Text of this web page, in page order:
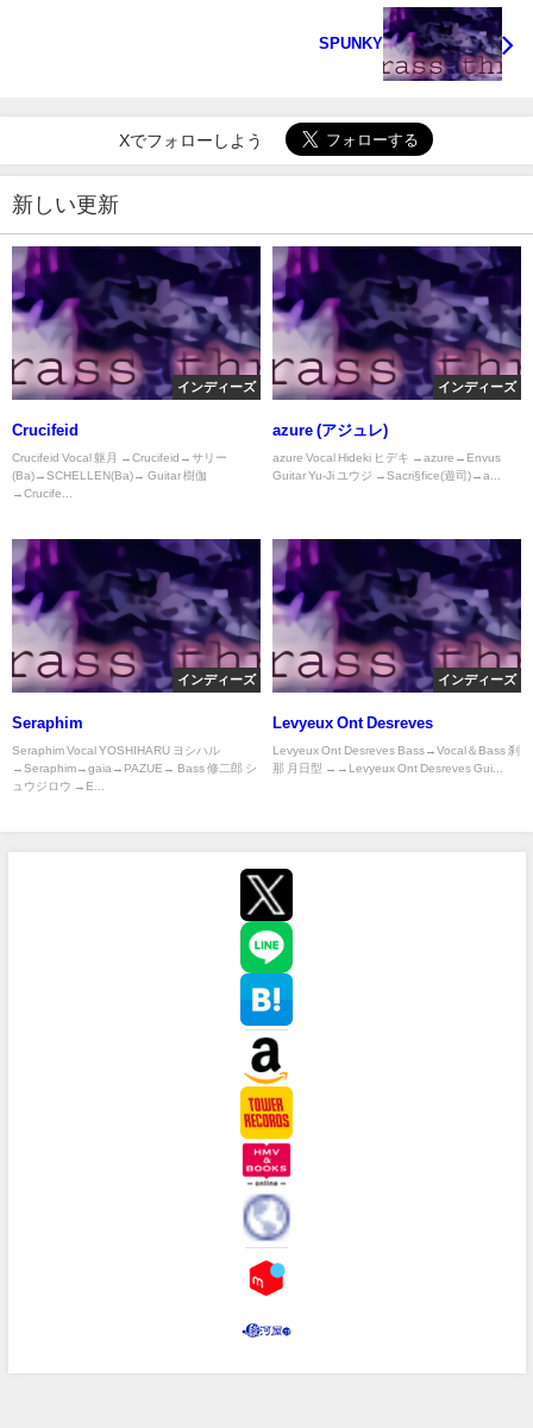
SPUNKY
Xでフォローしよう
新しい更新
インディーズ
Crucifeid
Crucifeid Vocal 躯月 →Crucifeid→サリー
(Ba)→SCHELLEN(Ba)→ Guitar 樹伽
→Crucife...
インディーズ
azure (アジュレ)
azure Vocal Hideki ヒデキ →azure→Envus
Guitar Yu-Ji ユウジ →Sacri§fice(遊司)→a...
インディーズ
Seraphim
Seraphim Vocal YOSHIHARU ヨシハル
→Seraphim→gaia→PAZUE→ Bass 修二郎 シ
ュウジロウ →E...
インディーズ
Levyeux Ont Desreves
Levyeux Ont Desreves Bass→Vocal＆Bass 刹
那 月日型 →→Levyeux Ont Desreves Gui...